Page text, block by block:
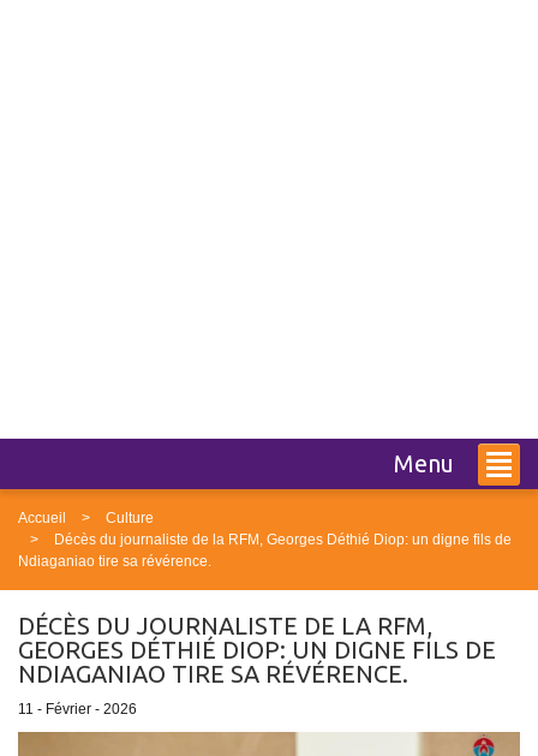
Menu
Accueil
Culture
Décès du journaliste de la RFM, Georges Déthié Diop: un digne fils de
Ndiaganiao tire sa révérence.
DÉCÈS DU JOURNALISTE DE LA RFM,
GEORGES DÉTHIÉ DIOP: UN DIGNE FILS DE
NDIAGANIAO TIRE SA RÉVÉRENCE.
11 - Février - 2026